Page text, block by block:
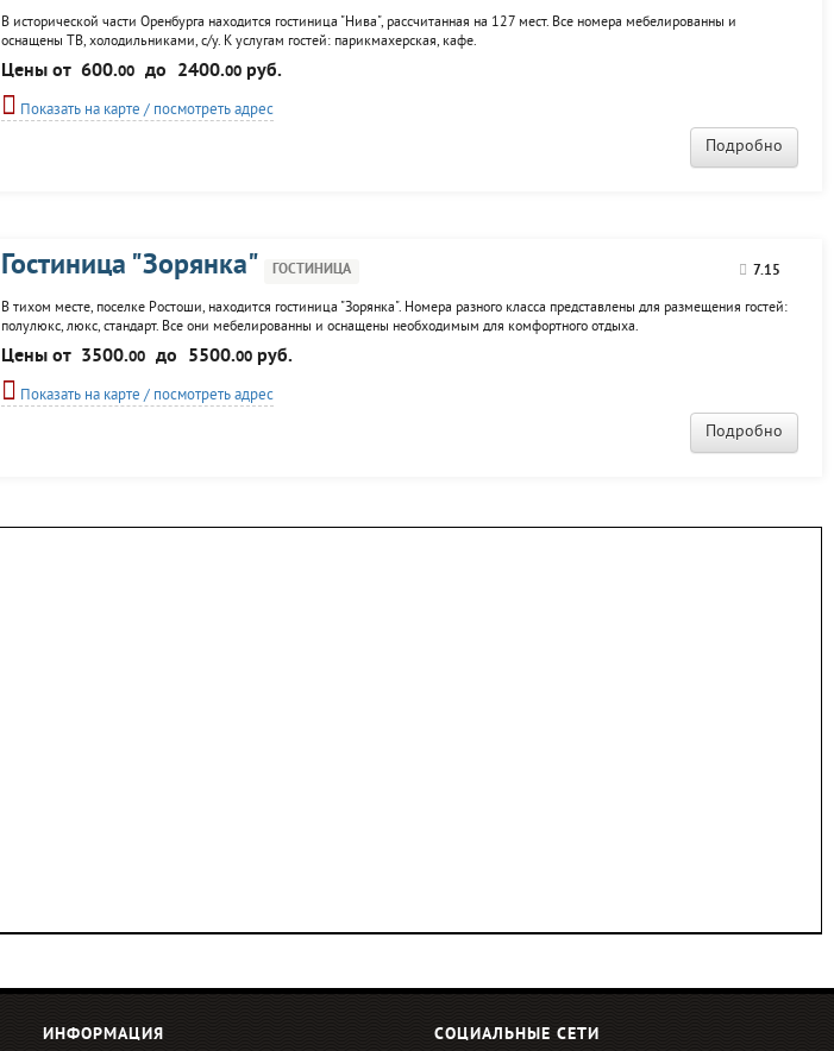
В исторической части Оренбурга находится гостиница "Нива", рассчитанная на 127 мест. Все номера мебелированны и
оснащены ТВ, холодильниками, с/у. К услугам гостей: парикмахерская, кафе.
Цены от 600.00 до 2400.00руб.
Показать на карте / посмотреть адрес
Подробно
7.15
Гостиница "Зорянка" ГОСТИНИЦА
В тихом месте, поселке Ростоши, находится гостиница "Зорянка". Номера разного класса представлены для размещения гостей:
полулюкс, люкс, стандарт. Все они мебелированны и оснащены необходимым для комфортного отдыха.
Цены от 3500.00 до 5500.00руб.
Показать на карте / посмотреть адрес
Подробно
ИНФОРМАЦИЯ СОЦИАЛЬНЫЕ СЕТИ